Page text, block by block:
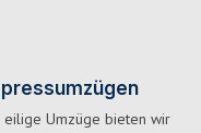
eilige Umzüge bieten wir